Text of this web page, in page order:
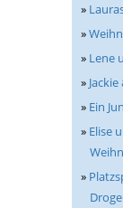
»
»
» Lene
»
» Ein
» Elise
»